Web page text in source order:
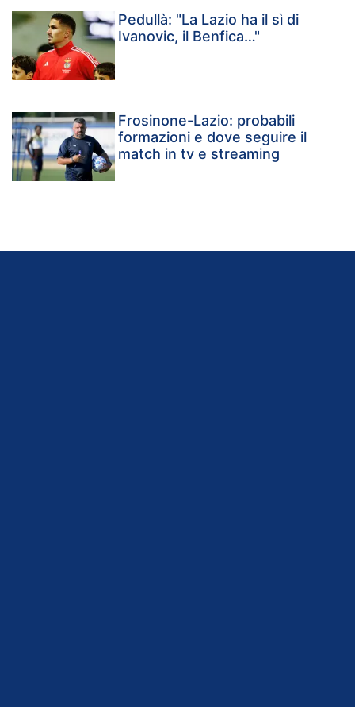
Pedullà: "La Lazio ha il sì di
Ivanovic, il Benfica…"
Frosinone-Lazio: probabili
formazioni e dove seguire il
match in tv e streaming